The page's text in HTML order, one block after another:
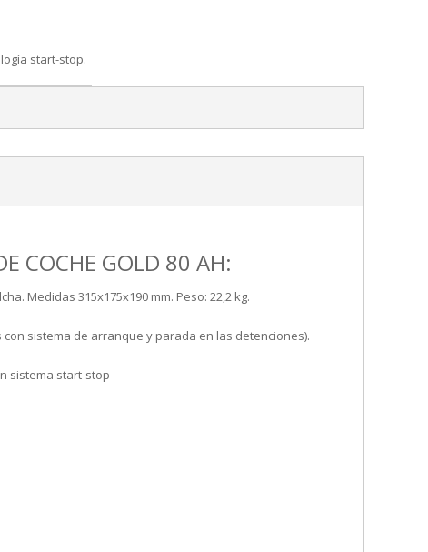
start-stop.
COCHE GOLD 80 AH:
Medidas 315x175x190 mm. Peso: 22,2 kg.
con sistema de arranque y parada en las detenciones).
sistema start-stop